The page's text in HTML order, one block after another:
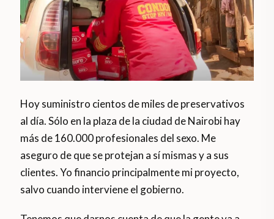
Hoy suministro cientos de miles de preservativos
al día. Sólo en la plaza de la ciudad de Nairobi hay
más de 160.000 profesionales del sexo. Me
aseguro de que se protejan a sí mismas y a sus
clientes. Yo financio principalmente mi proyecto,
salvo cuando interviene el gobierno.